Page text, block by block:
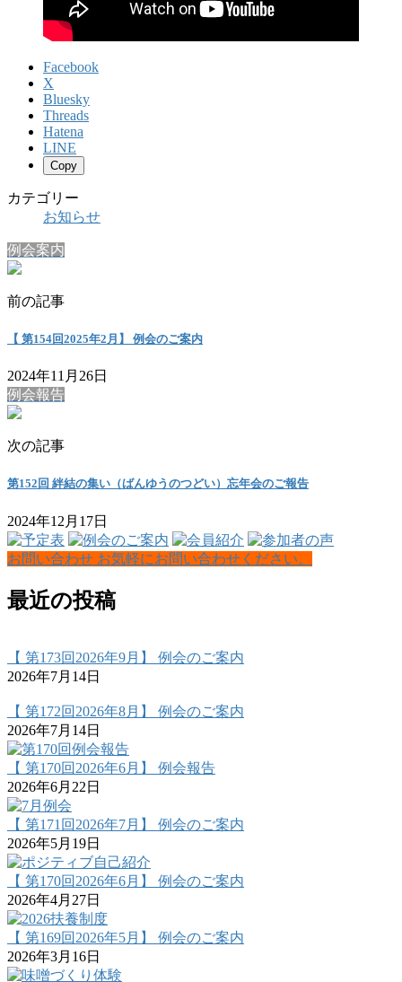
Facebook
X
Bluesky
Threads
Hatena
LINE
Copy
カテゴリー
お知らせ
例会案内
前の記事
【 第154回2025年2月】 例会のご案内
2024年11月26日
例会報告
次の記事
第152回 絆結の集い（ばんゆうのつどい）忘年会のご報告
2024年12月17日
お問い合わせ お気軽にお問い合わせください。
最近の投稿
【 第173回2026年9月】 例会のご案内
2026年7月14日
【 第172回2026年8月】 例会のご案内
2026年7月14日
【 第170回2026年6月】 例会報告
2026年6月22日
【 第171回2026年7月】 例会のご案内
2026年5月19日
【 第170回2026年6月】 例会のご案内
2026年4月27日
【 第169回2026年5月】 例会のご案内
2026年3月16日